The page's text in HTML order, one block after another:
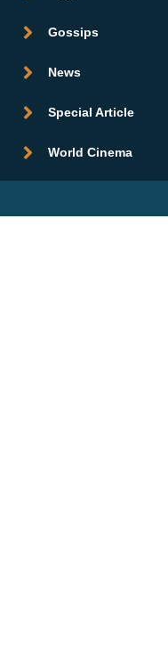
Gossips
News
Special Article
World Cinema